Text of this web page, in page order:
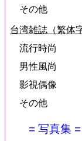
その他
台湾雑誌（繁体
流行時尚
男性風尚
影視偶像
その他
= 写真集 =